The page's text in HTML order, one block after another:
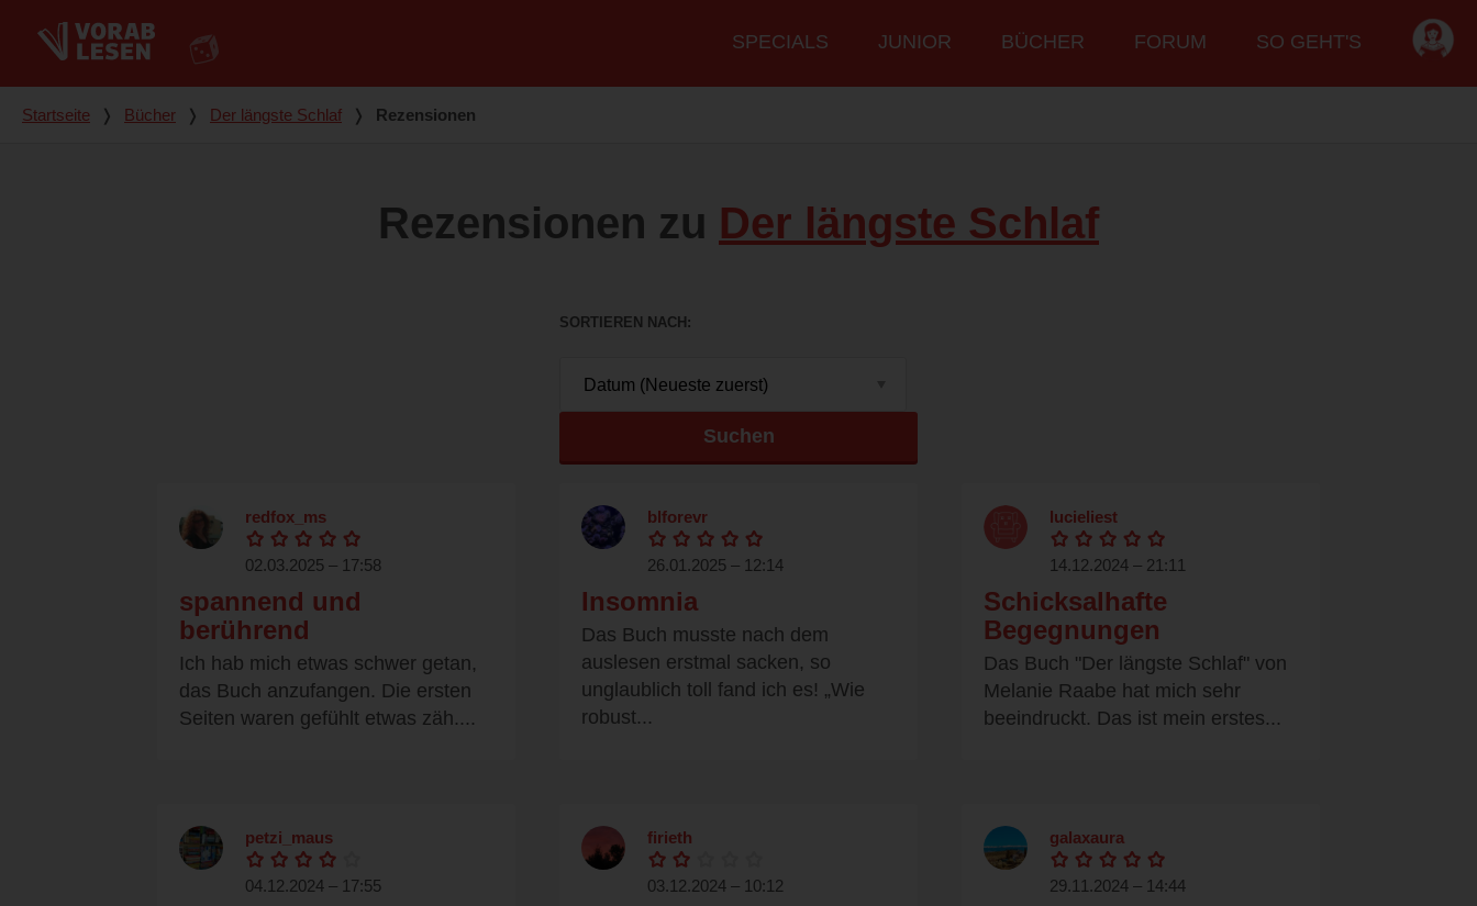
Hauptmenü
SPECIALS JUNIOR BÜCHER FORUM SO GEHT'S
Du bist hier
Startseite ❭ Bücher ❭ Der längste Schlaf ❭ Rezensionen
Rezensionen zu Der längste Schlaf
SORTIEREN NACH
Suchen
redfox_ms
02.03.2025 – 17:58
spannend und
berührend
Ich hab mich etwas schwer getan,
das Buch anzufangen. Die ersten
Seiten waren gefühlt etwas zäh....
blforevr
26.01.2025 – 12:14
Insomnia
Das Buch musste nach dem
auslesen erstmal sacken, so
unglaublich toll fand ich es! „Wie
robust...
lucieliest
14.12.2024 – 21:11
Schicksalhafte
Begegnungen
Das Buch "Der längste Schlaf" von
Melanie Raabe hat mich sehr
beeindruckt. Das ist mein erstes...
petzi_maus
04.12.2024 – 17:55
firieth
03.12.2024 – 10:12
galaxaura
29.11.2024 – 14:44